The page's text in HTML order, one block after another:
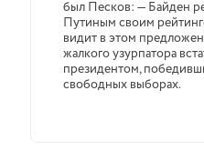
был Песков: — Байден
Путиным своим
видит в этом
жалкого узурпатора
президентом,
свободных выборах.